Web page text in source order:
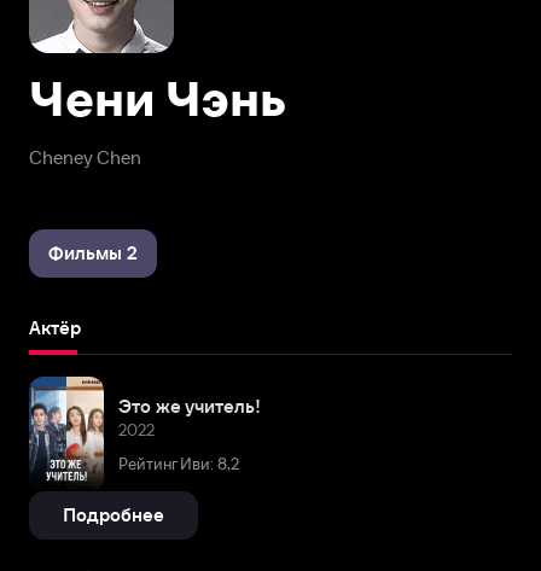
Cheney Chen
Чени Чэнь
Фильмы 2
Актёр
Это же учитель!
2022
Рейтинг Иви: 8,2
Подробнее